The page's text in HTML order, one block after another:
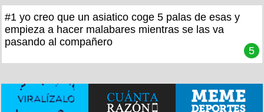
#1 yo creo que un asiatico coge 5 palas de esas y
empieza a hacer malabares mientras se las va
pasando al compañero
5